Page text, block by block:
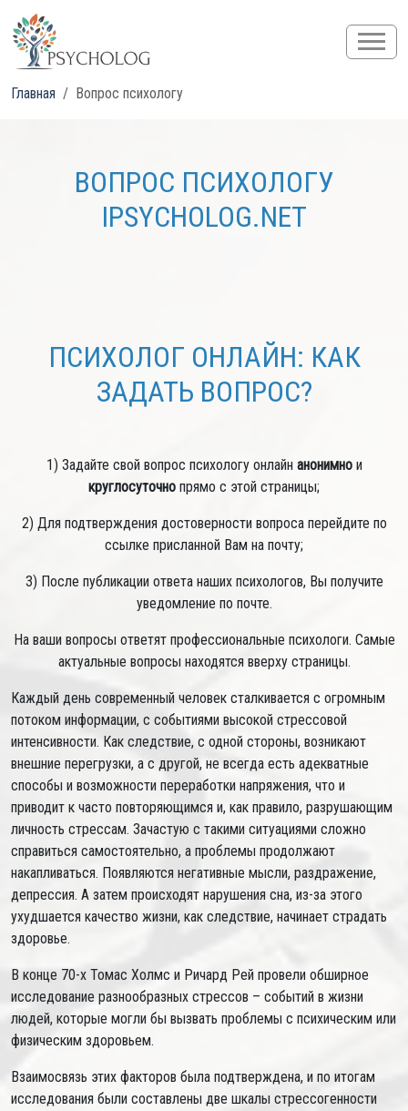
Главная Вопрос психологу
ВОПРОС ПСИХОЛОГУ
IPSYCHOLOG.NET
ПСИХОЛОГ ОНЛАЙН: КАК
ЗАДАТЬ ВОПРОС?
1) Задайте свой вопрос психологу онлайн анонимно и
круглосуточно прямо с этой страницы;
2) Для подтверждения достоверности вопроса перейдите по
ссылке присланной Вам на почту;
3) После публикации ответа наших психологов, Вы получите
уведомление по почте.
На ваши вопросы ответят профессиональные психологи. Самые
актуальные вопросы находятся вверху страницы.
Каждый день современный человек сталкивается с огромным
потоком информации, с событиями высокой стрессовой
интенсивности. Как следствие, с одной стороны, возникают
внешние перегрузки, а с другой, не всегда есть адекватные
способы и возможности переработки напряжения, что и
приводит к часто повторяющимся и, как правило, разрушающим
личность стрессам. Зачастую с такими ситуациями сложно
справиться самостоятельно, а проблемы продолжают
накапливаться. Появляются негативные мысли, раздражение,
депрессия. А затем происходят нарушения сна, из-за этого
ухудшается качество жизни, как следствие, начинает страдать
здоровье.
В конце 70-х Томас Холмс и Ричард Рей провели обширное
исследование разнообразных стрессов – событий в жизни
людей, которые могли бы вызвать проблемы с психическим или
физическим здоровьем.
Взаимосвязь этих факторов была подтверждена, и по итогам
исследования были составлены две шкалы стрессогенности